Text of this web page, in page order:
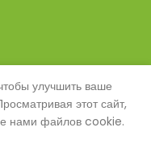
улучшить ваше
этот сайт,
нами файлов cookie.